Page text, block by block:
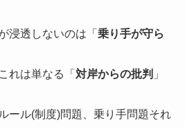
浸透しないのは「乗り手が守ら
れは単なる「対岸からの批判 」
ール(制度)問題、乗り手問題それ